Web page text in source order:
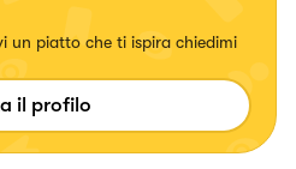
un piatto che ti ispira chiedimi
il profilo